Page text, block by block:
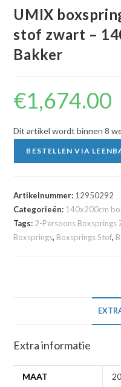
UMIX
stof zwart –
Bakker
€1,674.00
Dit artikel wordt binnen 8
BESTELLEN VIA
Artikelnummer: 12950292
Categorieën: 140x200cm
Tags: 2-Persoons Boxsprings
Boxsprings, Boxsprings Stof,
Extra informatie
MAAT